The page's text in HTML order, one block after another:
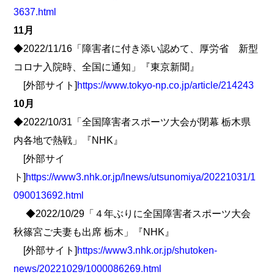
3637.html
11月
◆2022/11/16「障害者に付き添い認めて、厚労省 新型
コロナ入院時、全国に通知」『東京新聞』
[外部サイト] https://www.tokyo-np.co.jp/article/214243
10月
◆2022/10/31「全国障害者スポーツ大会が閉幕 栃木県
内各地で熱戦」『NHK』
[外部サイ
ト] https://www3.nhk.or.jp/lnews/utsunomiya/20221031/1
090013692.html
◆2022/10/29「４年ぶりに全国障害者スポーツ大会
秋篠宮ご夫妻も出席 栃木」『NHK』
[外部サイト] https://www3.nhk.or.jp/shutoken-
news/20221029/1000086269.html